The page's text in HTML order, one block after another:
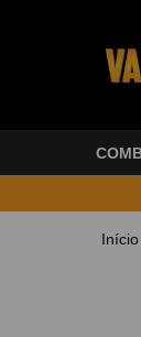
Início